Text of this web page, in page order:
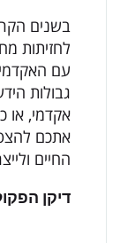
בשנים
לחזיתות
עם
גבולות
אקדמי, או
אתכם
החיים
דיקן